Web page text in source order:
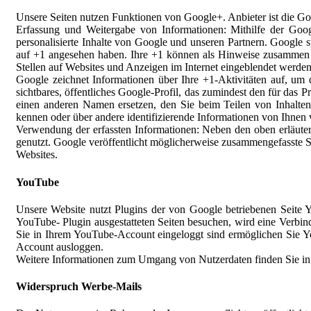
Unsere Seiten nutzen Funktionen von Google+. Anbieter ist die
Erfassung und Weitergabe von Informationen: Mithilfe der
personalisierte Inhalte von Google und unseren Partnern.
auf +1 angesehen haben. Ihre +1 können als Hinweise
Stellen auf Websites und Anzeigen im Internet eingeblendet
Google zeichnet Informationen über Ihre +1-Aktivitäten auf,
sichtbares, öffentliches Google-Profil, das zumindest den für das
einen anderen Namen ersetzen, den Sie beim Teilen von
kennen oder über andere identifizierende Informationen von Ihnen
Verwendung der erfassten Informationen: Neben den oben
genutzt. Google veröffentlicht möglicherweise
Websites.
YouTube
Unsere Website nutzt Plugins der von Google betriebenen
YouTube- Plugin ausgestatteten Seiten besuchen, wird eine
Sie in Ihrem YouTube-Account eingeloggt sind ermöglichen Sie
Account ausloggen.
Weitere Informationen zum Umgang von Nutzerdaten finden Sie
Widerspruch Werbe-Mails